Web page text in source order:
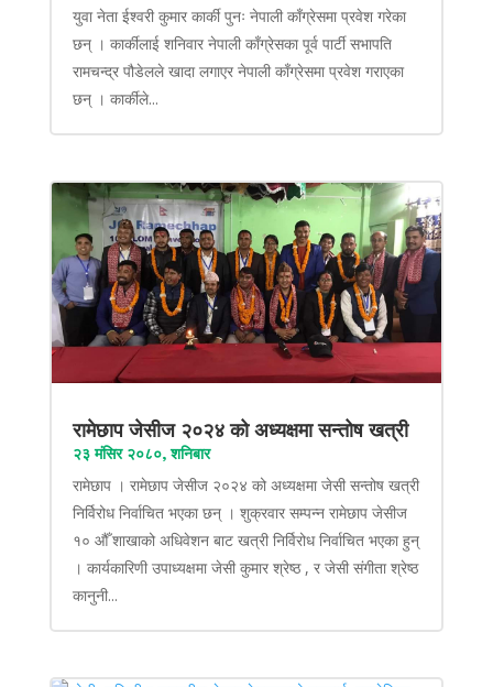
युवा नेता ईश्वरी कुमार कार्की पुनः नेपाली काँग्रेसमा प्रवेश गरेका
छन् । कार्कीलाई शनिवार नेपाली काँग्रेसका पूर्व पार्टी सभापति
रामचन्द्र पौडेलले खादा लगाएर नेपाली काँग्रेसमा प्रवेश गराएका
छन् । कार्कीले...
रामेछाप जेसीज २०२४ को अध्यक्षमा सन्तोष खत्री
२३ मंसिर २०८०, शनिबार
रामेछाप । रामेछाप जेसीज २०२४ को अध्यक्षमा जेसी सन्तोष खत्री
निर्विरोध निर्वाचित भएका छन् । शुक्रवार सम्पन्न रामेछाप जेसीज
१० औँ शाखाको अधिवेशन बाट खत्री निर्विरोध निर्वाचित भएका हुन्
। कार्यकारिणी उपाध्यक्षमा जेसी कुमार श्रेष्ठ , र जेसी संगीता श्रेष्ठ
कानुनी...